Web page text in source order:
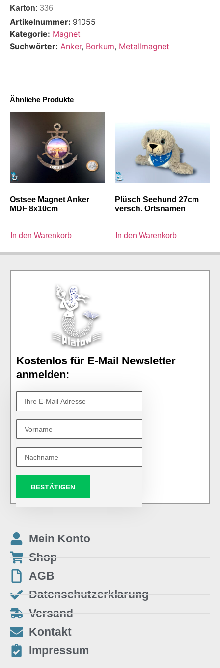
Karton: 336
Artikelnummer: 91055
Kategorie: Magnet
Suchwörter: Anker, Borkum, Metallmagnet
Ähnliche Produkte
Ostsee Magnet Anker
MDF 8x10cm
In den Warenkorb
Plüsch Seehund 27cm
versch. Ortsnamen
In den Warenkorb
Kostenlos für E-Mail Newsletter
anmelden:
BESTÄTIGEN
Mein Konto
Shop
AGB
Datenschutzerklärung
Versand
Kontakt
Impressum